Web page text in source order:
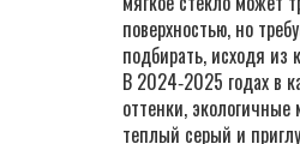
поверхностью, но
подбирать, исходя из
В 2024‑2025 годах в
оттенки,
теплый серый и